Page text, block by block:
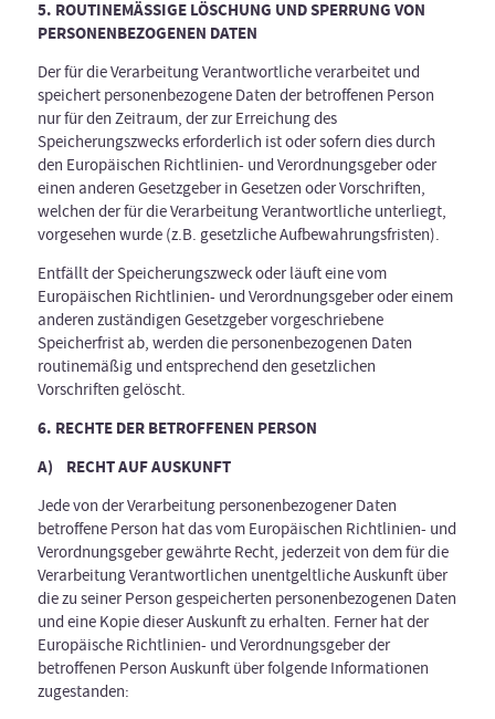
5. ROUTINEMÄSSIGE LÖSCHUNG UND SPERRUNG VON
PERSONENBEZOGENEN DATEN
Der für die Verarbeitung Verantwortliche verarbeitet und
speichert personenbezogene Daten der betroffenen Person
nur für den Zeitraum, der zur Erreichung des
Speicherungszwecks erforderlich ist oder sofern dies durch
den Europäischen Richtlinien- und Verordnungsgeber oder
einen anderen Gesetzgeber in Gesetzen oder Vorschriften,
welchen der für die Verarbeitung Verantwortliche unterliegt,
vorgesehen wurde (z.B. gesetzliche Aufbewahrungsfristen).
Entfällt der Speicherungszweck oder läuft eine vom
Europäischen Richtlinien- und Verordnungsgeber oder einem
anderen zuständigen Gesetzgeber vorgeschriebene
Speicherfrist ab, werden die personenbezogenen Daten
routinemäßig und entsprechend den gesetzlichen
Vorschriften gelöscht.
6. RECHTE DER BETROFFENEN PERSON
A) RECHT AUF AUSKUNFT
Jede von der Verarbeitung personenbezogener Daten
betroffene Person hat das vom Europäischen Richtlinien- und
Verordnungsgeber gewährte Recht, jederzeit von dem für die
Verarbeitung Verantwortlichen unentgeltliche Auskunft über
die zu seiner Person gespeicherten personenbezogenen Daten
und eine Kopie dieser Auskunft zu erhalten. Ferner hat der
Europäische Richtlinien- und Verordnungsgeber der
betroffenen Person Auskunft über folgende Informationen
zugestanden: